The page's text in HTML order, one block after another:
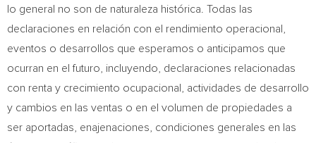
lo general no son de naturaleza histórica. Todas las
declaraciones en relación con el rendimiento operacional,
eventos o desarrollos que esperamos o anticipamos que
ocurran en el futuro, incluyendo, declaraciones relacionadas
con renta y crecimiento ocupacional, actividades de desarrollo
y cambios en las ventas o en el volumen de propiedades a
ser aportadas, enajenaciones, condiciones generales en las